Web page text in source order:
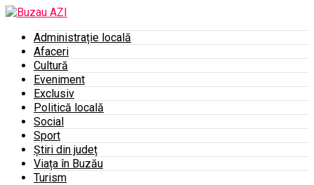
Administrație locală
Afaceri
Cultură
Eveniment
Exclusiv
Politică locală
Social
Sport
Știri din județ
Viața în Buzău
Turism